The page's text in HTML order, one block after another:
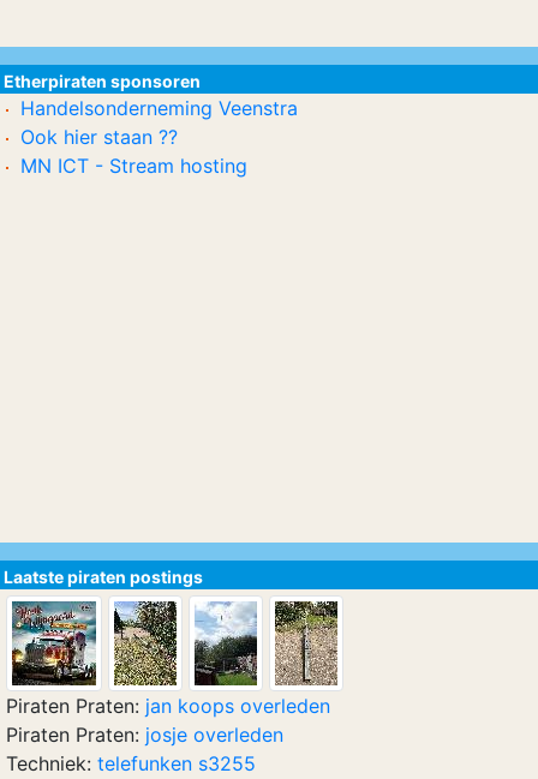
Etherpiraten sponsoren
Handelsonderneming Veenstra
Ook hier staan ??
MN ICT - Stream hosting
Laatste piraten postings
Piraten Praten: jan koops overleden
Piraten Praten: josje overleden
Techniek: telefunken s3255